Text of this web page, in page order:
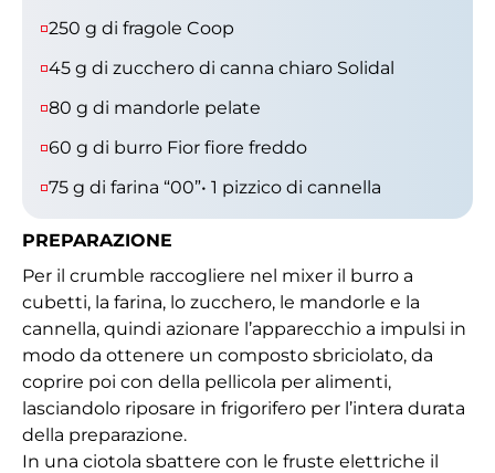
250 g di fragole Coop
45 g di zucchero di canna chiaro Solidal
80 g di mandorle pelate
60 g di burro Fior fiore freddo
75 g di farina “00”• 1 pizzico di cannella
PREPARAZIONE
Per il crumble raccogliere nel mixer il burro a
cubetti, la farina, lo zucchero, le mandorle e la
cannella, quindi azionare l’apparecchio a impulsi in
modo da ottenere un composto sbriciolato, da
coprire poi con della pellicola per alimenti,
lasciandolo riposare in frigorifero per l’intera durata
della preparazione.
In una ciotola sbattere con le fruste elettriche il